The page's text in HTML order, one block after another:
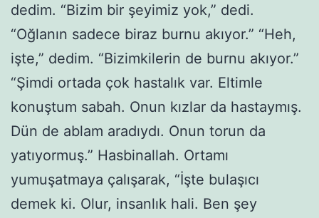
dedim. “Bizim bir şeyimiz yok,” dedi.
“Oğlanın sadece biraz burnu akıyor.” “Heh,
işte,” dedim. “Bizimkilerin de burnu akıyor.”
“Şimdi ortada çok hastalık var. Eltimle
konuştum sabah. Onun kızlar da hastaymış.
Dün de ablam aradıydı. Onun torun da
yatıyormuş.” Hasbinallah. Ortamı
yumuşatmaya çalışarak, “İşte bulaşıcı
demek ki. Olur, insanlık hali. Ben şey